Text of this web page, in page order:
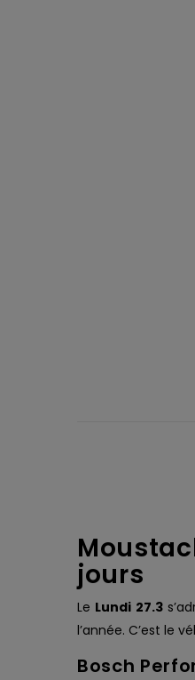
jours
Le Lundi 27.3
l’année. C’est le
Bosch